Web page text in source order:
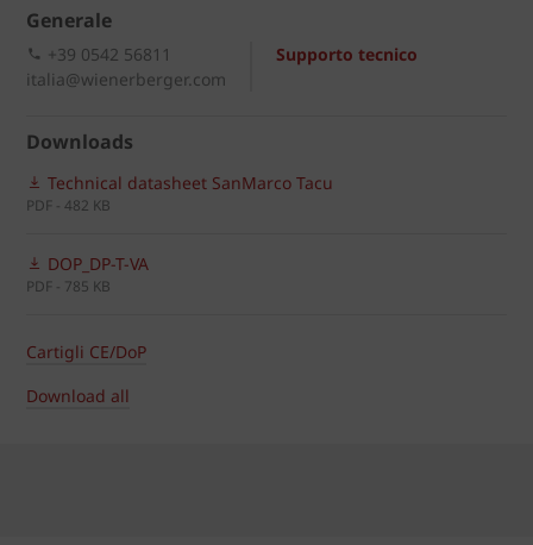
Generale
Supporto tecnico
+39 0542 56811
italia@wienerberger.com
Downloads
Technical datasheet SanMarco Tacu
PDF - 482 KB
DOP_DP-T-VA
PDF - 785 KB
Cartigli CE/DoP
Download all